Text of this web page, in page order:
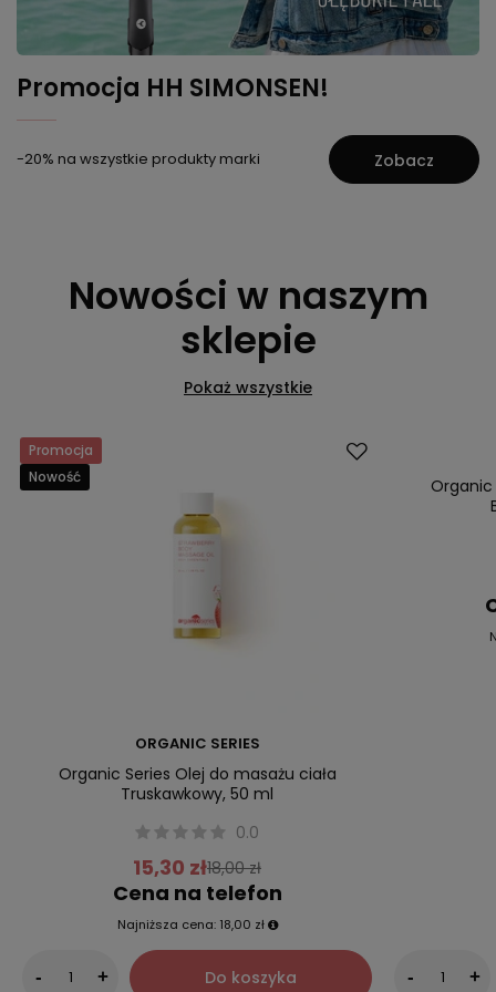
Promocja HH SIMONSEN!
-20% na wszystkie produkty marki Zobacz
Nowości w naszym
sklepie
Pokaż wszystkie
Promocja
Nowość
ORGANIC SERIES
Organic Series Olej do masażu ciała
Truskawkowy, 50 ml
0.0
15,30 zł18,00 zł
Cena na telefon
Najniższa cena: 18,00 zł
- + Do koszyka
NowośćOrganic
- +